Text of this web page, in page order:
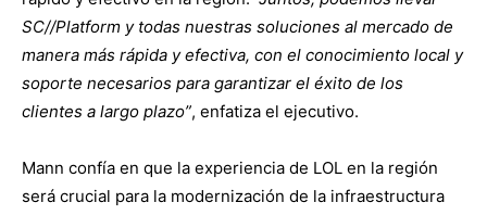
SC//Platform y todas nuestras soluciones al mercado de
manera más rápida y efectiva, con el conocimiento local y
soporte necesarios para garantizar el éxito de los
clientes a largo plazo”, enfatiza el ejecutivo.
Mann confía en que la experiencia de LOL en la región
será crucial para la modernización de la infraestructura